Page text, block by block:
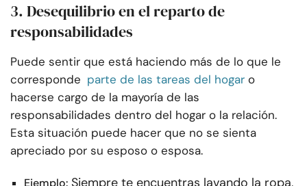
3. Desequilibrio en el reparto de
responsabilidades
Puede sentir que está haciendo más de lo que le
corresponde parte de las tareas del hogar o
hacerse cargo de la mayoría de las
responsabilidades dentro del hogar o la relación.
Esta situación puede hacer que no se sienta
apreciado por su esposo o esposa.
Ejemplo: